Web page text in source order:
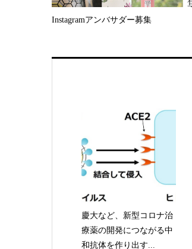
Instagramアンバサダー募集
慶大など、新型コロナ治
療薬の開発につながる中
和抗体を作り出す...